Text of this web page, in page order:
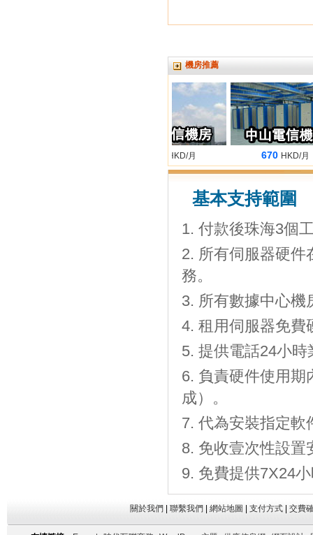
機房推薦
HKD/月 670HKD/月
基本支持範圍
付款後珠海3個
所有伺服器硬件
務。
所有數據中心機
租用伺服器免費
提供電話24小時
負責硬件使用期
成）。
代為安裝指定軟
免收壹次性設置
免費提供7X24
關於我們 聯繫我們 網站地圖 支付方式| 交費